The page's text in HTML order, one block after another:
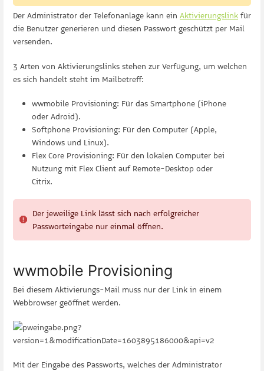
Der Administrator der Telefonanlage kann ein Aktivierungslink für
die Benutzer generieren und diesen Passwort geschützt per Mail
versenden.
3 Arten von Aktivierungslinks stehen zur Verfügung, um welchen
es sich handelt steht im Mailbetreff:
wwmobile Provisioning: Für das Smartphone (iPhone
oder Adroid).
Softphone Provisioning: Für den Computer (Apple,
Windows und Linux).
Flex Core Provisioning: Für den lokalen Computer bei
Nutzung mit Flex Client auf Remote-Desktop oder
Citrix.
Der jeweilige Link lässt sich nach erfolgreicher
Passworteingabe nur einmal öffnen.
wwmobile Provisioning
Bei diesem Aktivierungs-Mail muss nur der Link in einem
Webbrowser geöffnet werden.
Mit der Eingabe des Passworts, welches der Administrator